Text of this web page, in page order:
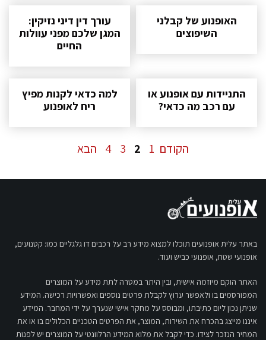
האופנוע של קבלני
השיפוצים
עורך דין דיני נזיקין:
המגן שלכם מפני עוולות
החיים
התניידות עם אופנוע או
עם רכב מה כדאי?
למה כדאי לקנות מפיץ
ריח לאופנוע
הקודם 1 עמוד
2
3
4 הבא
באתר עלית אופנועים תוכלו למצוא מידע רב על רכבים דו גלגליים כמו: קטנועים,
אופנועי שטח, אופנועי כביש ועוד.
האתר הוקם מיוזמה אישית, ובין היתר במטרה לתת מידע על המוצרים
המפורסמים בו ולאפשר ערוץ לקבלת פרטים נוספים ואפשרויות רכישה. המידע
שניתן נכון ליום כתיבתו, ומבוסס על מחקר אישי שנערך על ידי המחבר. המידע
איננו מייצג בהכרח את השירות, המוצר, את הפרטים הטכניים הכלולים בו או את
המחיר הנזכר לצידו. כדי לקבל את מלוא המידע הרלוונטי על המוצרים יש לפנות